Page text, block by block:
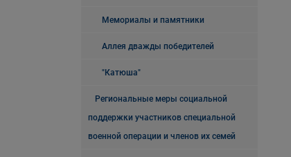
Мемориалы и памятники
Аллея дважды победителей
"Катюша"
Региональные меры социальной
поддержки участников специальной
военной операции и членов их семей